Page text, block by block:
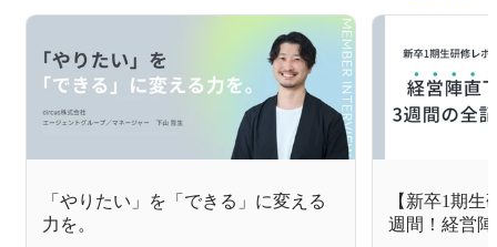
「やりたい」を「できる」に変える
力を。
【新卒1期
週間！経営